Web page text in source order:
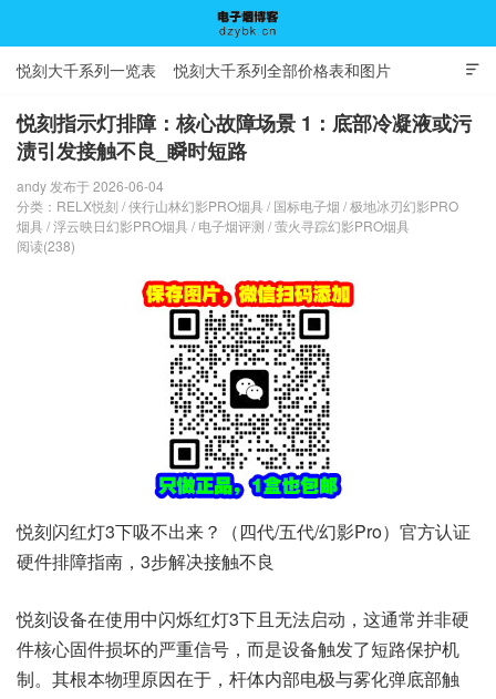

悦刻大千系列一览表 悦刻大千系列全部价格表和图片
悦刻指示灯排障：核心故障场景 1：底部冷凝液或污
渍引发接触不良_瞬时短路
andy 发布于 2026-06-04
分类： RELX悦刻 /侠行山林幻影PRO烟具 / 国标电子烟 /极地冰刃幻影PRO
烟具 /浮云映日幻影PRO烟具 / 电子烟评测 /萤火寻踪幻影PRO烟具
阅读(238)
悦刻闪红灯3下吸不出来？（四代/五代/幻影Pro）官方认证
硬件排障指南，3步解决接触不良
悦刻设备在使用中闪烁红灯3下且无法启动，这通常并非硬
件核心固件损坏的严重信号，而是设备触发了短路保护机
制。其根本物理原因在于，杆体内部电极与雾化弹底部触